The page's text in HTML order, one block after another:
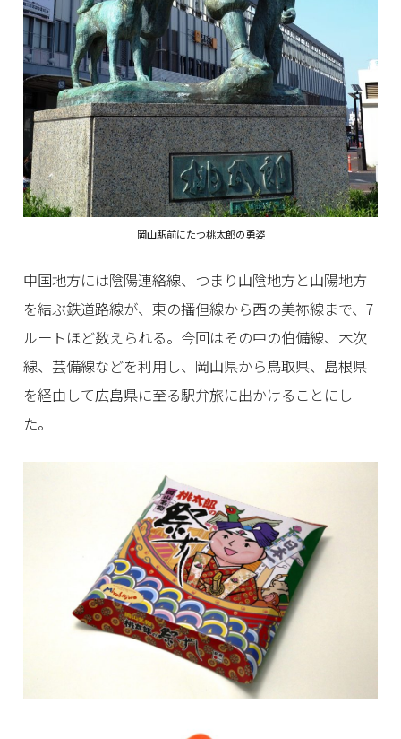
岡山駅前にたつ桃太郎の勇姿
中国地方には陰陽連絡線、つまり山陰地方と山陽地方
を結ぶ鉄道路線が、東の播但線から西の美祢線まで、7
ルートほど数えられる。今回はその中の伯備線、木次
線、芸備線などを利用し、岡山県から鳥取県、島根県
を経由して広島県に至る駅弁旅に出かけることにし
た。